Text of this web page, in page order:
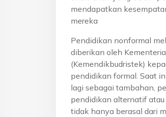
mendapatkan
mereka
Pendidikan nonformal
diberikan oleh
(Kemendikbudristek)
pendidikan formal. Saat
lagi sebagai tambahan,
pendidikan alternatif
tidak hanya berasal dari